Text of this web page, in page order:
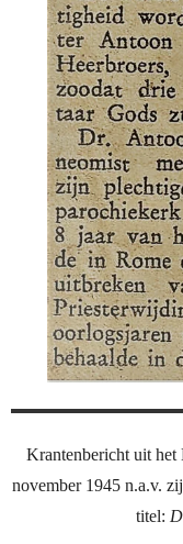
Krantenbericht uit het
november 1945 n.a.v.
titel: